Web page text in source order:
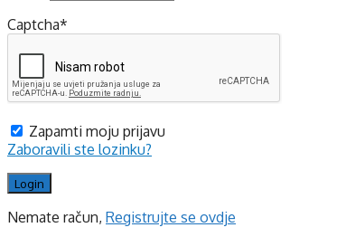
Captcha*
Zapamti moju prijavu
Zaboravili ste lozinku?
Nemate račun, Registrujte se ovdje